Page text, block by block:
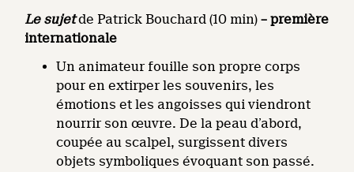
Le sujetde Patrick Bouchard (10 min)– première
internationale
Un animateur fouille son propre corps
pour en extirper les souvenirs, les
émotions et les angoisses qui viendront
nourrir son œuvre. De la peau d’abord,
coupée au scalpel, surgissent divers
objets symboliques évoquant son passé.